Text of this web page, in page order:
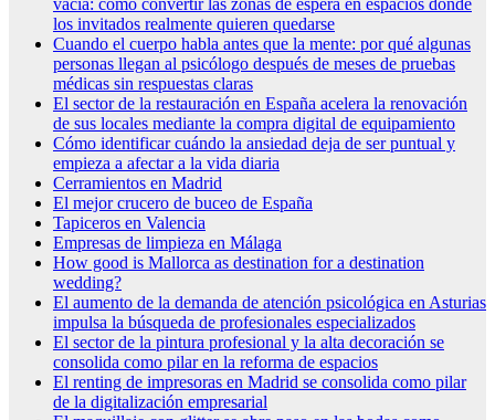
vacía: cómo convertir las zonas de espera en espacios donde
los invitados realmente quieren quedarse
Cuando el cuerpo habla antes que la mente: por qué algunas
personas llegan al psicólogo después de meses de pruebas
médicas sin respuestas claras
El sector de la restauración en España acelera la renovación
de sus locales mediante la compra digital de equipamiento
Cómo identificar cuándo la ansiedad deja de ser puntual y
empieza a afectar a la vida diaria
Cerramientos en Madrid
El mejor crucero de buceo de España
Tapiceros en Valencia
Empresas de limpieza en Málaga
How good is Mallorca as destination for a destination
wedding?
El aumento de la demanda de atención psicológica en Asturias
impulsa la búsqueda de profesionales especializados
El sector de la pintura profesional y la alta decoración se
consolida como pilar en la reforma de espacios
El renting de impresoras en Madrid se consolida como pilar
de la digitalización empresarial